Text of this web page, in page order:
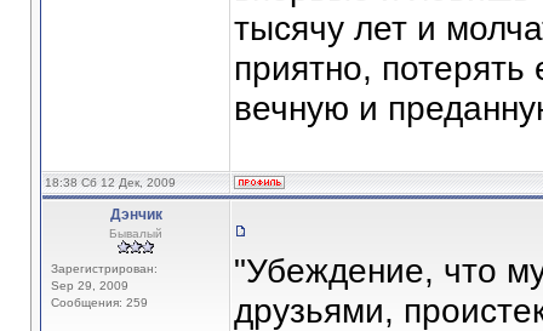
тысячу лет и
приятно,
вечную и
18:38 Сб 12 Дек, 2009
Дэнчик
Бывалый
Зарегистрирован:
Sep 29, 2009
Сообщения: 259
"Убеждение, что
друзьями,